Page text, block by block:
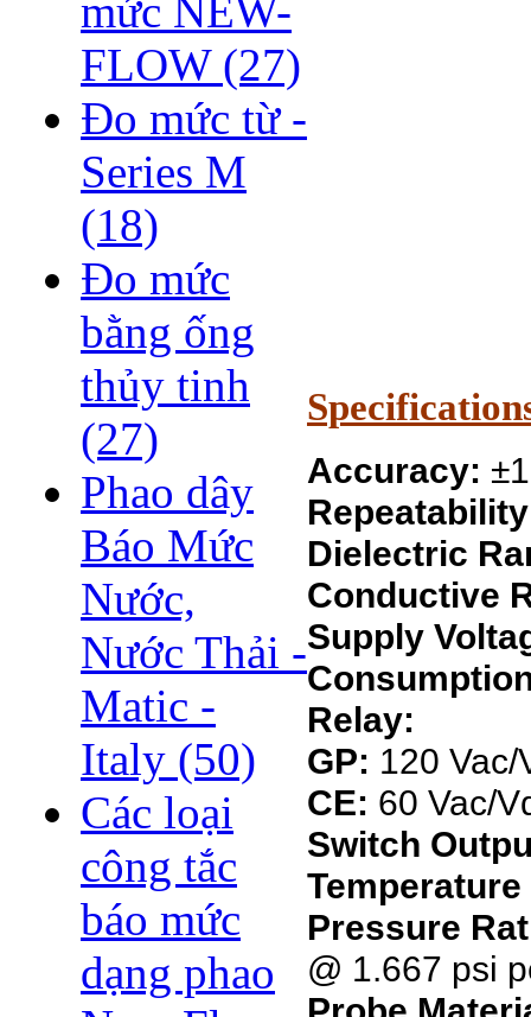
mức NEW-
FLOW (27)
Đo mức từ -
Series M
(18)
Đo mức
bằng ống
thủy tinh
(27)
Phao dây
Báo Mức
Nước,
Nước Thải -
Matic -
Italy (50)
Các loại
công tắc
báo mức
dạng phao
Accuracy:
Dielectric
Conductive
Supply
Relay:
GP: 120 Vac/
CE: 60 Vac/
Switch
Pressure
@ 1.667 psi